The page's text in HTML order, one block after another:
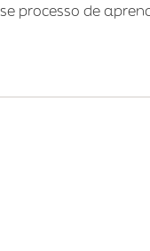
processo de